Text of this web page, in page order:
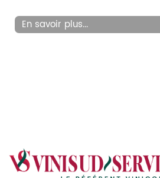
En savoir plus...